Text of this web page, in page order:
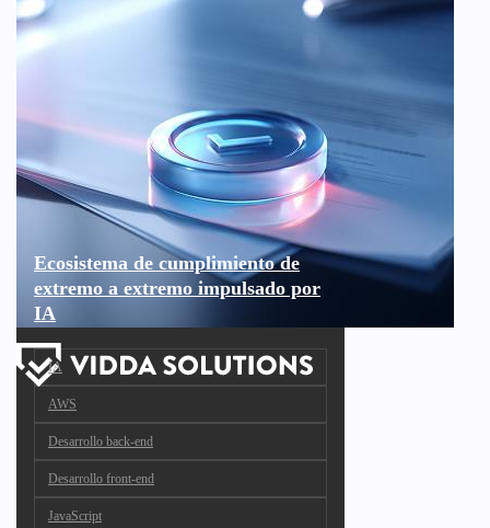
Ecosistema de cumplimiento de
extremo a extremo impulsado por
IA
IA
AWS
Desarrollo back-end
Desarrollo front-end
JavaScript